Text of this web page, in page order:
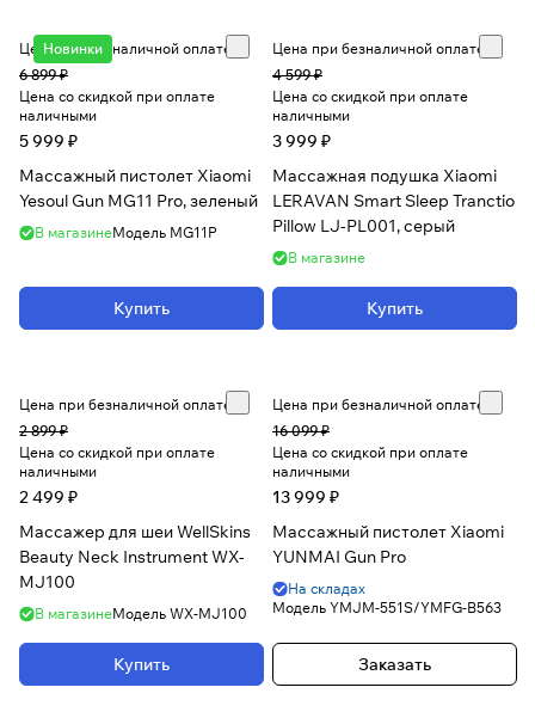
Новинки
Цена при безналичной оплате
6 899 ₽
Цена со скидкой при оплате
наличными
5 999 ₽
Массажный пистолет Xiaomi
Yesoul Gun MG11 Pro, зеленый
В магазинеМодель MG11P
Купить
Цена при безналичной оплате
4 599 ₽
Цена со скидкой при оплате
наличными
3 999 ₽
Массажная подушка Xiaomi
LERAVAN Smart Sleep Tranctio
Pillow LJ-PL001, серый
В магазине
Купить
Цена при безналичной оплате
2 899 ₽
Цена со скидкой при оплате
наличными
2 499 ₽
Массажер для шеи WellSkins
Beauty Neck Instrument WX-
MJ100
В магазинеМодель WX-MJ100
Купить
Цена при безналичной оплате
16 099 ₽
Цена со скидкой при оплате
наличными
13 999 ₽
Массажный пистолет Xiaomi
YUNMAI Gun Pro
На складах
Модель YMJM-551S/YMFG-B563
Заказать